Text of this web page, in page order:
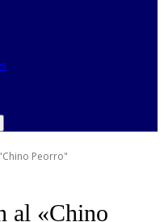
Peorro"
al «Chino